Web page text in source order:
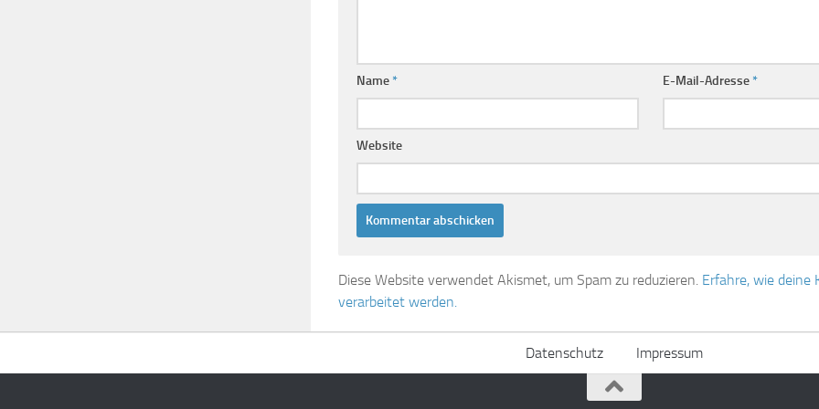
Name* E-Mail-Adresse*
Website
Diese Website verwendet Akismet, um Spam zu reduzieren. Erfahre, wie deine
verarbeitet werden.
Datenschutz Impressum